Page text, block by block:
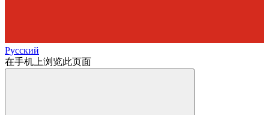
Русский
在手机上浏览此页面